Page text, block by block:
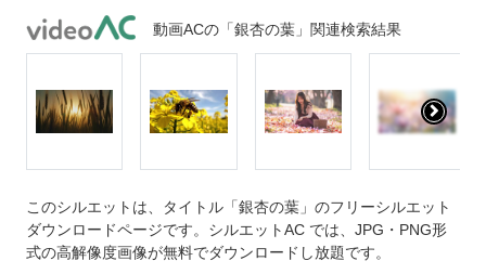
動画ACの「銀杏の葉」関連検索結果
このシルエットは、タイトル「銀杏の葉」のフリーシルエット
ダウンロードページです。シルエットAC では、JPG・PNG形
式の高解像度画像が無料でダウンロードし放題です。